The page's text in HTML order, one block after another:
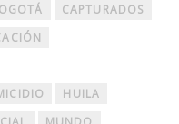
CAPTURADOS
HUILA